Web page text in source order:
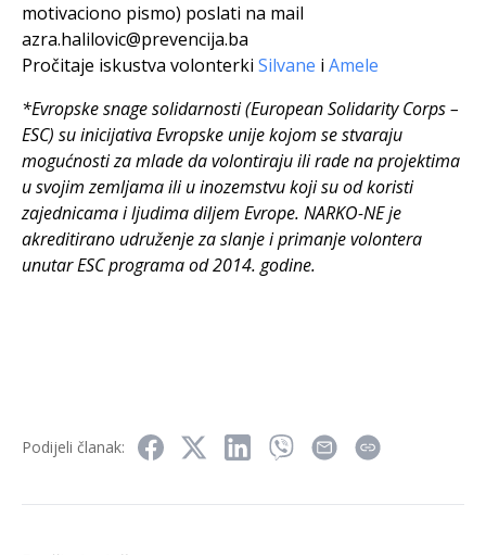
motivaciono pismo) poslati na mail
azra.halilovic@prevencija.ba
Pročitaje iskustva volonterki Silvane i Amele
*Evropske snage solidarnosti (European Solidarity Corps –
ESC) su inicijativa Evropske unije kojom se stvaraju
mogućnosti za mlade da volontiraju ili rade na projektima
u svojim zemljama ili u inozemstvu koji su od koristi
zajednicama i ljudima diljem Evrope. NARKO-NE je
akreditirano udruženje za slanje i primanje volontera
unutar ESC programa od 2014. godine.
Podijeli članak: